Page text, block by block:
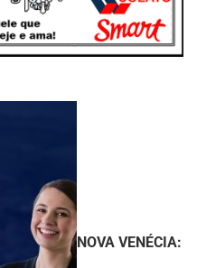
NOVA VENÉCIA: